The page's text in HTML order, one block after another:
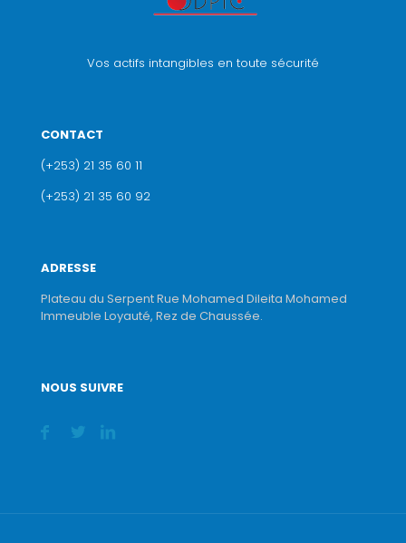
Vos actifs intangibles en toute sécurité
CONTACT
(+253) 21 35 60 11
(+253) 21 35 60 92
ADRESSE
Plateau du Serpent Rue Mohamed Dileita Mohamed
Immeuble Loyauté, Rez de Chaussée.
NOUS SUIVRE